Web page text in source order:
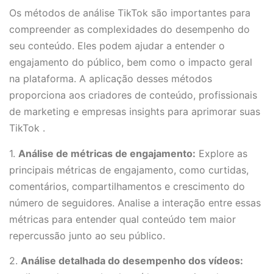
Os métodos de análise TikTok são importantes para
compreender as complexidades do desempenho do
seu conteúdo. Eles podem ajudar a entender o
engajamento do público, bem como o impacto geral
na plataforma. A aplicação desses métodos
proporciona aos criadores de conteúdo, profissionais
de marketing e empresas insights para aprimorar suas
TikTok .
1. Análise de métricas de engajamento: Explore as
principais métricas de engajamento, como curtidas,
comentários, compartilhamentos e crescimento do
número de seguidores. Analise a interação entre essas
métricas para entender qual conteúdo tem maior
repercussão junto ao seu público.
2. Análise detalhada do desempenho dos vídeos: